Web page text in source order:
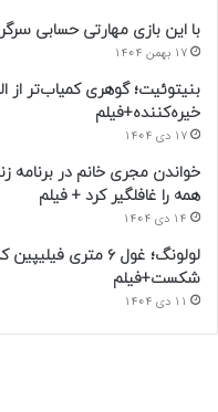
با این بازی مهارتی حسابی
17 بهمن 1404
بنیتوئیت؛ گوهری کمیاب‌تر از
خیره‌کننده+فیلم
17 دی 1404
خواندن مجری خانم در برنامه
همه را غافلگیر کرد + فیلم
14 دی 1404
لولونگ؛ غول ۶ متری
شکست+فیلم
11 دی 1404